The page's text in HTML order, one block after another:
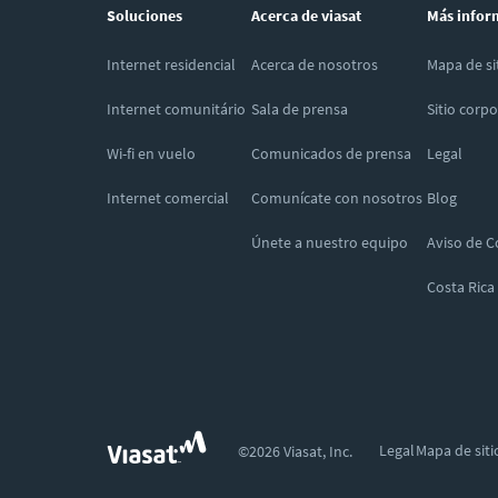
Soluciones
Internet residencial
Internet comunitário
Wi-fi en vuelo
Internet comercial
Acerca de viasat
Acerca de nosotros
Sala de prensa
Comunicados de prensa
Comunícate con nosotros
Únete a nuestro equipo
Más
Mapa de
Sitio
Legal
Blog
Aviso de
Costa
©2026 Viasat, Inc. LegalMapa de